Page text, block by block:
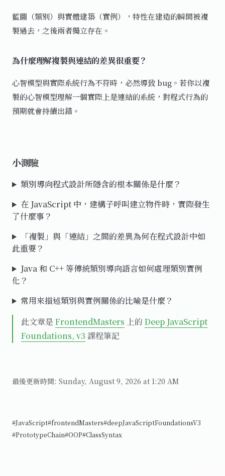
藍圖（類別）與實體建築（實例），特性在建造的瞬間被複
製過去，之後兩者獨立存在。
為什麼理解複製與連結的差異很重要？
心智模型與實際系統行為不符時，必然導致 bug。若你以複
製的心智模型理解一個實際上是連結的系統，對程式行為的
預期就會持續出錯。
小測驗
類別導向程式設計所隱含的根本關係是什麼？
在 JavaScript 中，建構子呼叫建立物件時，實際發生
了什麼事？
「複製」與「連結」之間的差異為何在程式設計中如
此重要？
Java 和 C++ 等傳統類別導向語言如何處理類別實例
化？
常用來描述類別與實例關係的比喻是什麼？
此文章是 FrontendMasters 上的 Deep JavaScript
Foundations, v3 課程筆記
最後更新時間: Sunday, August 9, 2026 at 1:20 AM
#JavaScript#frontendMasters#deepJavaScriptFoundationsV3
#PrototypeChain#OOP#ClassSyntax